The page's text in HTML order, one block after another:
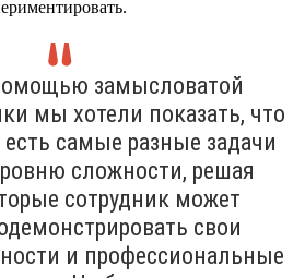
замысловатой
мы хотели показать, что
самые разные задачи
сложности, решая
сотрудник может
свои
и профессиональные